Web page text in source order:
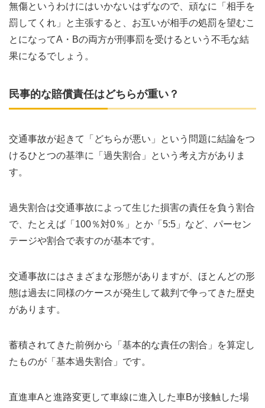
無傷というわけにはいかないはずなので、頑なに「相手を
罰してくれ」と主張すると、お互いが相手の処罰を望むこ
とになってA・Bの両方が刑事罰を受けるという不毛な結
果になるでしょう。
民事的な賠償責任はどちらが重い？
交通事故が起きて「どちらが悪い」という問題に結論をつ
けるひとつの基準に「過失割合」という考え方がありま
す。
過失割合は交通事故によって生じた損害の責任を負う割合
で、たとえば「100％対0％」とか「5:5」など、パーセン
テージや割合で表すのが基本です。
交通事故にはさまざまな形態がありますが、ほとんどの形
態は過去に同様のケースが発生して裁判で争ってきた歴史
があります。
蓄積されてきた前例から「基本的な責任の割合」を算定し
たものが「基本過失割合」です。
直進車Aと進路変更して車線に進入した車Bが接触した場